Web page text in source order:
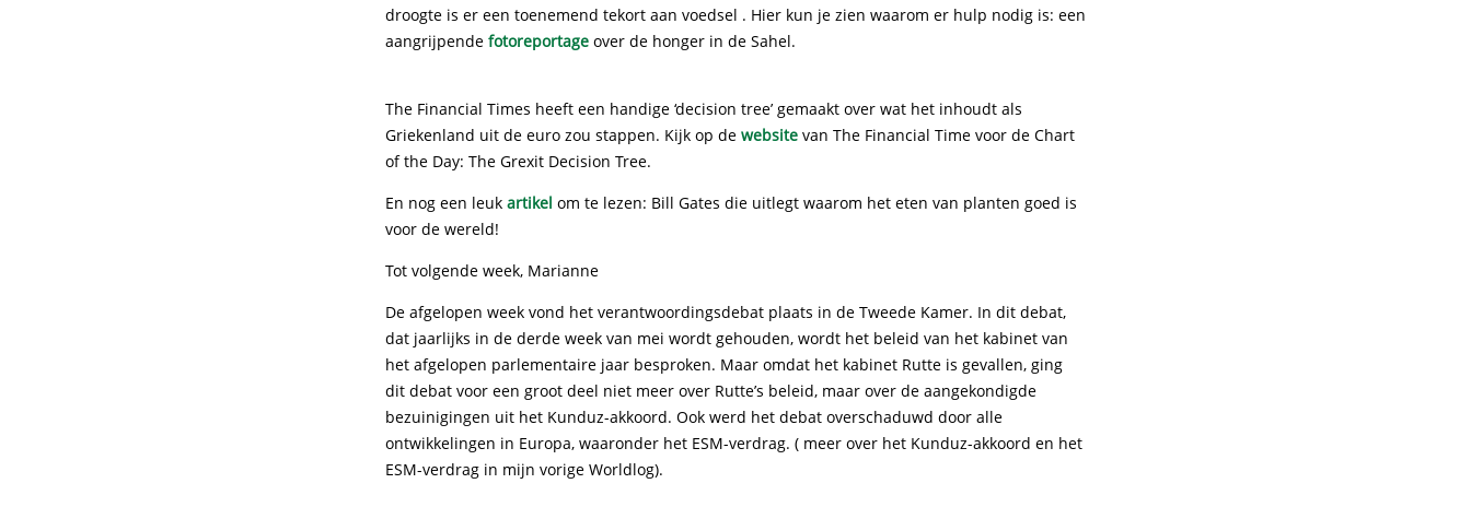
droogte is er een toenemend tekort aan voedsel . Hier kun je zien waarom er hulp nodig is: een
aangrijpende fotoreportage over de honger in de Sahel.
The Financial Times heeft een handige ‘decision tree’ gemaakt over wat het inhoudt als
Griekenland uit de euro zou stappen. Kijk op de website van The Financial Time voor de Chart
of the Day: The Grexit Decision Tree.
En nog een leuk artikel om te lezen: Bill Gates die uitlegt waarom het eten van planten goed is
voor de wereld!
Tot volgende week, Marianne
De afgelopen week vond het verantwoordingsdebat plaats in de Tweede Kamer. In dit debat,
dat jaarlijks in de derde week van mei wordt gehouden, wordt het beleid van het kabinet van
het afgelopen parlementaire jaar besproken. Maar omdat het kabinet Rutte is gevallen, ging
dit debat voor een groot deel niet meer over Rutte’s beleid, maar over de aangekondigde
bezuinigingen uit het Kunduz-akkoord. Ook werd het debat overschaduwd door alle
ontwikkelingen in Europa, waaronder het ESM-verdrag. ( meer over het Kunduz-akkoord en het
ESM-verdrag in mijn vorige Worldlog).